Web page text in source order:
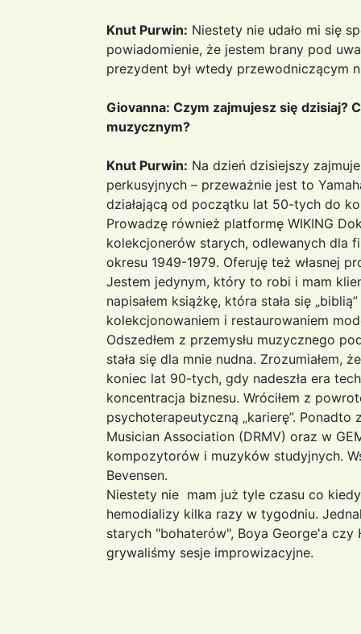
Knut Purwin: Niestety nie udało mi się
powiadomienie, że jestem brany pod
prezydent był wtedy przewodniczącym
Giovanna: Czym zajmujesz się dzisiaj?
muzycznym?
Knut Purwin: Na dzień dzisiejszy
perkusyjnych – przeważnie jest to
działającą od początku lat 50-tych do
Prowadzę również platformę WIKING
kolekcjonerów starych, odlewanych dla
okresu 1949-1979. Oferuję też własnej
Jestem jedynym, który to robi i mam
napisałem książkę, która stała się
kolekcjonowaniem i restaurowaniem
Odszedłem z przemysłu muzycznego
stała się dla mnie nudna. Zrozumiałem,
koniec lat 90-tych, gdy nadeszła era
koncentracja biznesu. Wróciłem z
psychoterapeutyczną „karierę”. Ponadto
Musician Association (DRMV) oraz w
kompozytorów i muzyków studyjnych.
Bevensen.
Niestety nie mam już tyle czasu co
hemodializy kilka razy w tygodniu.
starych "bohaterów", Boya George'a
grywaliśmy sesje improwizacyjne.